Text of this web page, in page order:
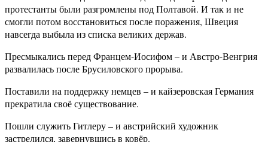
протестанты были разгромлены под Полтавой. И так и не
смогли потом восстановиться после поражения, Швеция
навсегда выбыла из списка великих держав.
Пресмыкались перед Францем-Иосифом – и Австро-Венгрия
развалилась после Брусиловского прорыва.
Поставили на поддержку немцев – и кайзеровская Германия
прекратила своё существование.
Пошли служить Гитлеру – и австрийский художник
застрелился, завернувшись в ковёр.